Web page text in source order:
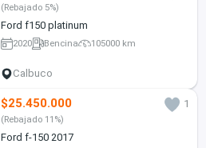
(Rebajado 5%)
Ford f150 platinum
2020 Bencina 105000 km
Calbuco
$25.450.000 1
(Rebajado 11%)
Ford f-150 2017